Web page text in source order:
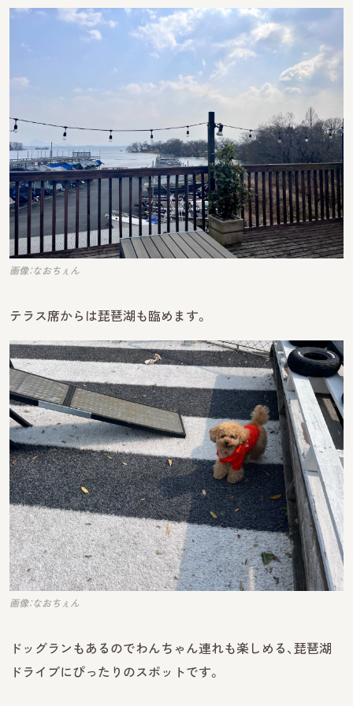
画像：なおちぇん
テラス席からは琵琶湖も臨めます。
画像：なおちぇん
ドッグランもあるのでわんちゃん連れも楽しめる、琵琶湖
ドライブにぴったりのスポットです。